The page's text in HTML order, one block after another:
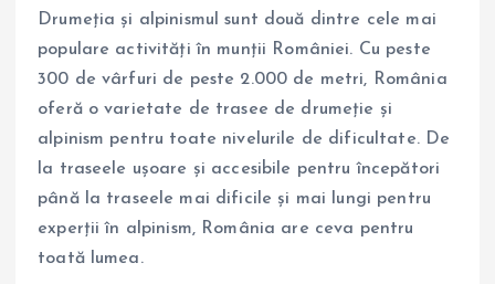
Drumeția și alpinismul sunt două dintre cele mai
populare activități în munții României. Cu peste
300 de vârfuri de peste 2.000 de metri, România
oferă o varietate de trasee de drumeție și
alpinism pentru toate nivelurile de dificultate. De
la traseele ușoare și accesibile pentru începători
până la traseele mai dificile și mai lungi pentru
experții în alpinism, România are ceva pentru
toată lumea.